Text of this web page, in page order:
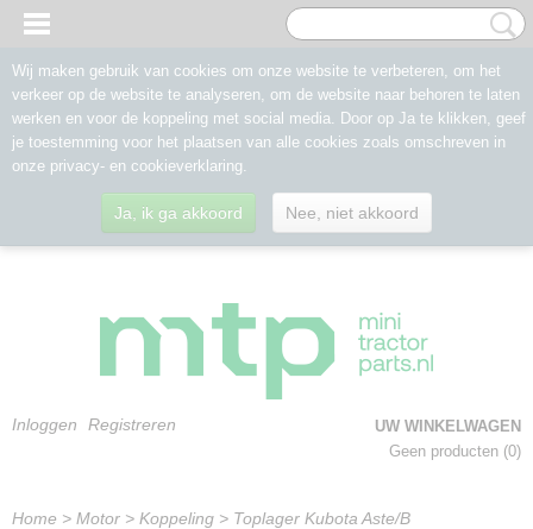
Inloggen Registreren
UW WINKELWAGEN
Geen producten (0)
Home > Motor > Koppeling > Toplager Kubota Aste/B
Wij maken gebruik van cookies om onze website te verbeteren, om het
verkeer op de website te analyseren, om de website naar behoren te laten
werken en voor de koppeling met social media. Door op Ja te klikken, geef
je toestemming voor het plaatsen van alle cookies zoals omschreven in
onze privacy- en cookieverklaring.
Ja, ik ga akkoord Nee, niet akkoord